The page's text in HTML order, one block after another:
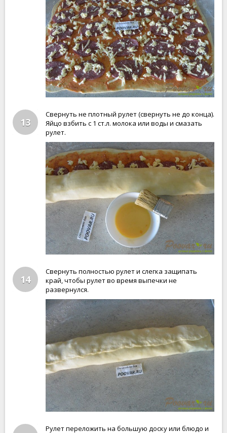
13
Свернуть не плотный рулет (свернуть не до конца).
Яйцо взбить с 1 ст.л. молока или воды и смазать
рулет.
14
Свернуть полностью рулет и слегка защипать
край, чтобы рулет во время выпечки не
развернулся.
Рулет переложить на большую доску или блюдо и